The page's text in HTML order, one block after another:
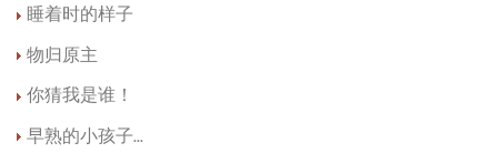
睡着时的样子
物归原主
你猜我是谁！
早熟的小孩子...